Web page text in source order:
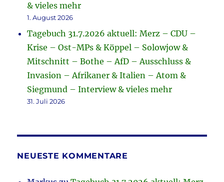
& vieles mehr
1. August 2026
Tagebuch 31.7.2026 aktuell: Merz – CDU –
Krise – Ost-MPs & Köppel – Solowjow &
Mitschnitt – Bothe – AfD – Ausschluss &
Invasion – Afrikaner & Italien – Atom &
Siegmund – Interview & vieles mehr
31. Juli 2026
NEUESTE KOMMENTARE